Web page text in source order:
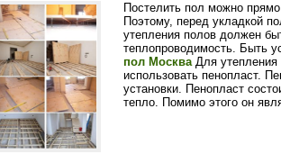
Постелить пол можно
Поэтому, перед укладкой
утепления полов должен
теплопроводимость. Быть
пол МоскваДля утепления
использовать пенопласт.
установки. Пенопласт
тепло. Помимо этого он